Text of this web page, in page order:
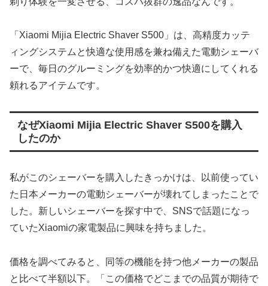
「Xiaomi Mijia Electric Shaver S500」は、高精度カッテ
ィングシステムと快適な使用感を兼ね備えた電動シェーバ
ーで、毎日のグルーミングを効率的かつ快適にしてくれる
頼れるアイテムです。
なぜXiaomi Mijia Electric Shaver S500を購入
したのか
私がこのシェーバーを購入したきっかけは、以前使ってい
た日本メーカーの電動シェーバーが壊れてしまったことで
した。新しいシェーバーを探す中で、SNSで話題になっ
ていたXiaomiの家電製品に興味を持ちました。
価格を調べてみると、同等の機能を持つ他メーカーの製品
と比べて半額以下。「この価格でどこまでの品質が期待で